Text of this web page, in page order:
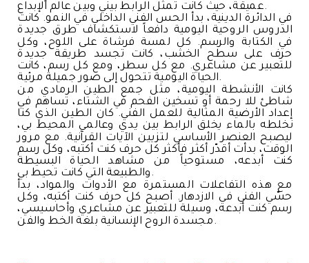
عميقة، حيث كانت تمثل الرابط بيني وبين عالم الإبداع.
في الدائرة الدينية، بدأ الحس الفني الداخلي في النمو. كانت
الدروس الروحية اليومية دافعاً لاستكشاف طرق جديدة
في الكتابة والرسم. كل لمسة فرشاة على اللوح، وكل
حرف على سطح الخشب، كانت تجسد طريقة جديدة
للتعبير عن مشاعري. مع كل سطر، ومع كل رسم، كانت
الحياة اليومية تتحول إلى صور جميلة مرئية.
كانت الأنشطة اليومية، مثل جمع الطين الرمادي من
شاطئ للا رحمة أو تسخين الفحم في الشتاء، تساهم في
إعداد الأرضية المثالية للعمل الفني. كان الطين الذي كنا
نخلطه بالماء يخلق الرابط بين يدي وعالمي المحيط بي،
ليصبح العنصر الأساسي لتزيين الآيات القرآنية. مع مرور
الوقت، بدأت أقدّر أكثر فأكثر كل حرف كنت أكتبه، وكل رسم
كنت أبدعه، مستوحياً من مشاهد الحياة البسيطة
والطبيعة التي كانت تحيط بي.
مع هذه التفاعلات المستمرة مع الأدوات والمواد، بدأ
حسّي الفني في الازدهار. أصبح كل حرف كنت أكتبه، وكل
رسم كنت أبدعه، وسيلة للتعبير عن مشاعري وأحاسيسي،
مجسدة الروح الإنسانية بلغة الخط والفن.